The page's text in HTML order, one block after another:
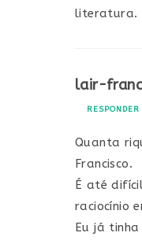
literatura.
lair-
RESPONDER
Quanta
Francisco.
É até
raciocínio
Eu já